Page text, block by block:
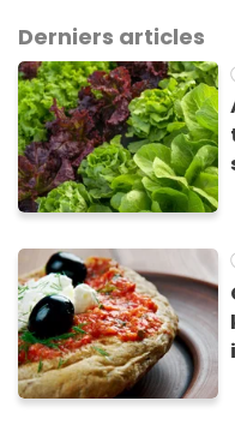
Derniers articles